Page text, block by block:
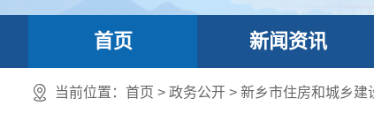
首页 新闻资讯
当前位置： 首页 > 政务公开 > 新乡市住房和城乡建